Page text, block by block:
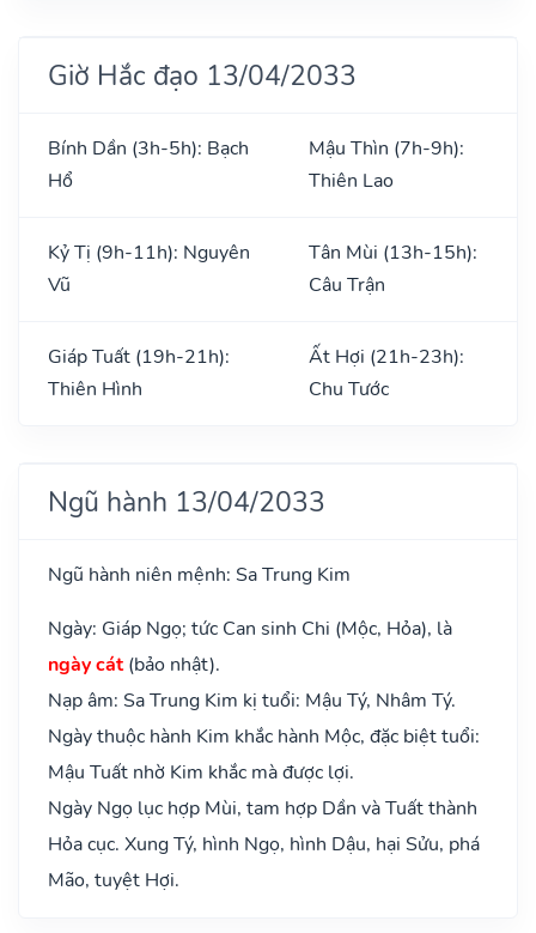
Giờ Hắc đạo 13/04/2033
Bính Dần (3h-5h): Bạch
Hổ
Mậu Thìn (7h-9h):
Thiên Lao
Kỷ Tị (9h-11h): Nguyên
Vũ
Tân Mùi (13h-15h):
Câu Trận
Giáp Tuất (19h-21h):
Thiên Hình
Ất Hợi (21h-23h):
Chu Tước
Ngũ hành 13/04/2033
Ngũ hành niên mệnh: Sa Trung Kim
Ngày: Giáp Ngọ; tức Can sinh Chi (Mộc, Hỏa), là
ngày cát(bảo nhật).
Nạp âm: Sa Trung Kim kị tuổi: Mậu Tý, Nhâm Tý.
Ngày thuộc hành Kim khắc hành Mộc, đặc biệt tuổi:
Mậu Tuất nhờ Kim khắc mà được lợi.
Ngày Ngọ lục hợp Mùi, tam hợp Dần và Tuất thành
Hỏa cục. Xung Tý, hình Ngọ, hình Dậu, hại Sửu, phá
Mão, tuyệt Hợi.